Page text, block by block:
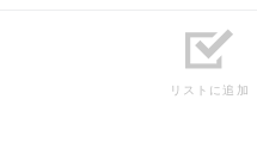
リストに追加